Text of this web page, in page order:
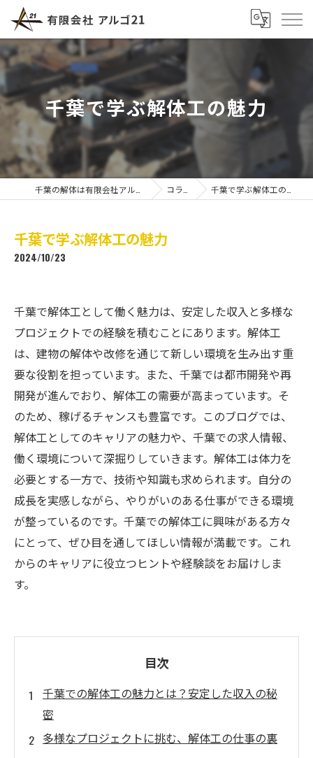
千葉で学ぶ解体工の魅力
コラム 千葉で学ぶ解体工の魅力
千葉で学ぶ解体工の魅力
2024/10/23
千葉で解体工として働く魅力は、安定した収入と多様な
プロジェクトでの経験を積むことにあります。解体工
は、建物の解体や改修を通じて新しい環境を生み出す重
要な役割を担っています。また、千葉では都市開発や再
開発が進んでおり、解体工の需要が高まっています。そ
のため、稼げるチャンスも豊富です。このブログでは、
解体工としてのキャリアの魅力や、千葉での求人情報、
働く環境について深掘りしていきます。解体工は体力を
必要とする一方で、技術や知識も求められます。自分の
成長を実感しながら、やりがいのある仕事ができる環境
が整っているのです。千葉での解体工に興味がある方々
にとって、ぜひ目を通してほしい情報が満載です。これ
からのキャリアに役立つヒントや経験談をお届けしま
す。
目次
千葉での解体工の魅力とは？安定した収入の秘
密
多様なプロジェクトに挑む、解体工の仕事の裏